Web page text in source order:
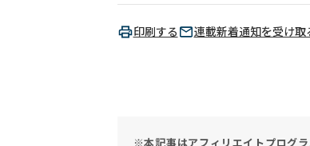
印刷する 連載新着通知を受け取
※本記事はアフィリエイトプログ